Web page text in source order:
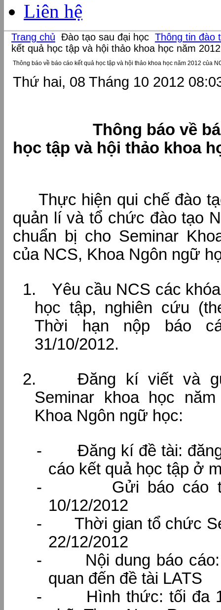
Liên hệ
Trang chủ Đào tạo sau đại học Thông tin đào
kết quả học tập và hội thảo khoa học năm
Thông báo về báo cáo kết quả học tập và hội thảo khoa học năm 2012 của
Thứ hai, 08 Tháng 10 2012
Thông báo về
học tập và hội thảo khoa
Thực hiện qui chế đào
quản lí và tổ chức đào tạo
chuẩn bị cho Seminar
của NCS, Khoa Ngôn ngữ
1.
Yêu cầu NCS các
học tập, nghiên cứu
Thời hạn nộp báo
31/10/2012.
2.
Đăng kí viết và
Seminar khoa học
Khoa Ngôn ngữ học:
-
Đăng kí đề tài:
cáo kết quả học tập ở
-
Gửi báo cáo
10/12/2012
-
Thời gian tổ chức
22/12/2012
-
Nội dung báo
quan đến đề tài LATS
-
Hình thức: tối đa